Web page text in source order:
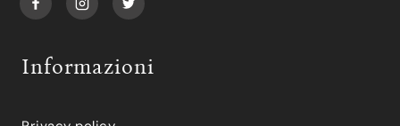
Informazioni